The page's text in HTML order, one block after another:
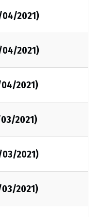
04/2021)
04/2021)
2021)
2021)
03/2021)
2021)